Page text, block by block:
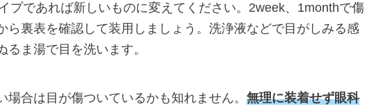
プであれば新しいものに変えてください。2week、1monthで傷
ら裏表を確認して装用しましょう。洗浄液などで目がしみる感
ま湯で目を洗います。
合は目が傷ついているかも知れません。 無理に装着せず眼科